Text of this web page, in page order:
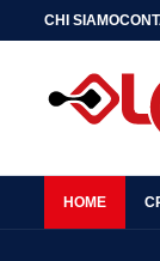
CHI SIAMO
HOME